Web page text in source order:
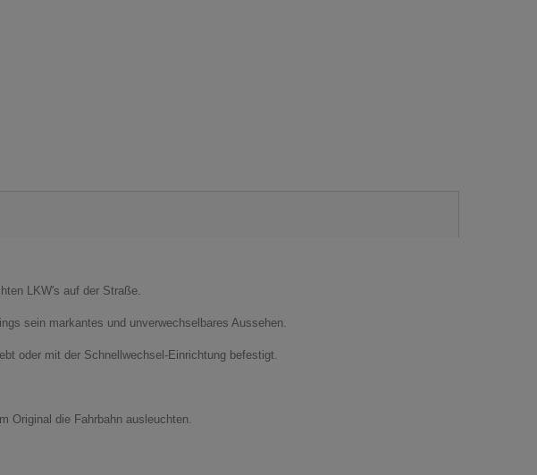
LKW's auf der Straße.
sein markantes und unverwechselbares Aussehen.
oder mit der Schnellwechsel-Einrichtung befestigt.
Original die Fahrbahn ausleuchten.